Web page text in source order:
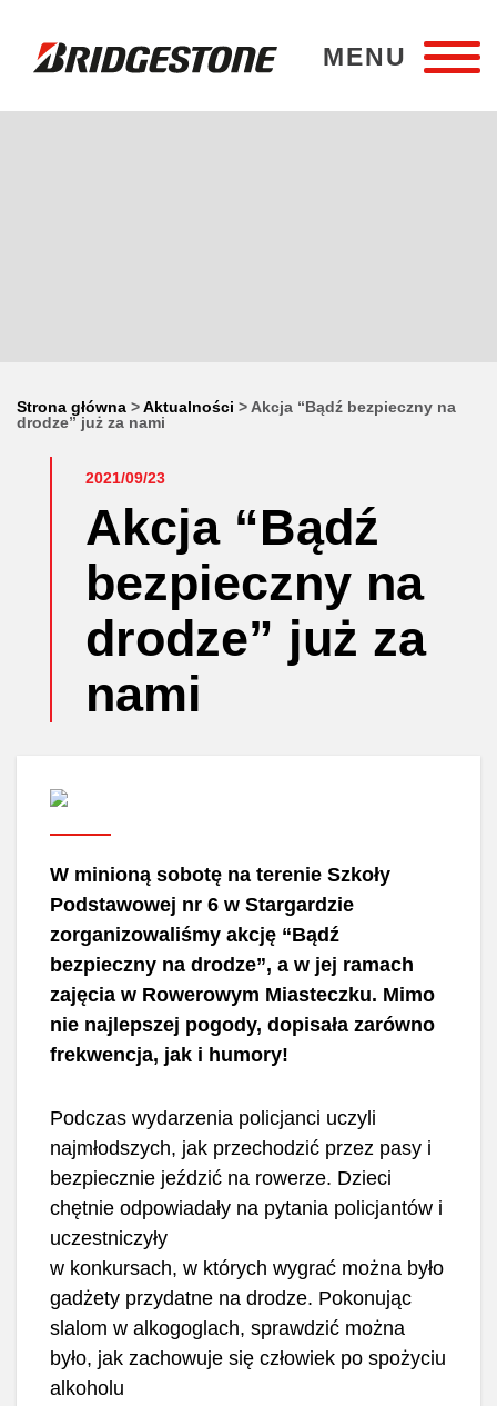
MENU
Strona główna >Aktualności > Akcja “Bądź bezpieczny na
drodze” już za nami
Akcja “Bądź
bezpieczny na
drodze” już za
nami
2021/09/23
W minioną sobotę na terenie Szkoły
Podstawowej nr 6 w Stargardzie
zorganizowaliśmy akcję “Bądź
bezpieczny na drodze”, a w jej ramach
zajęcia w Rowerowym Miasteczku. Mimo
nie najlepszej pogody, dopisała zarówno
frekwencja, jak i humory!
Podczas wydarzenia policjanci uczyli
najmłodszych, jak przechodzić przez pasy i
bezpiecznie jeździć na rowerze. Dzieci
chętnie odpowiadały na pytania policjantów i
uczestniczyły
w konkursach, w których wygrać można było
gadżety przydatne na drodze. Pokonując
slalom w alkogoglach, sprawdzić można
było, jak zachowuje się człowiek po spożyciu
alkoholu